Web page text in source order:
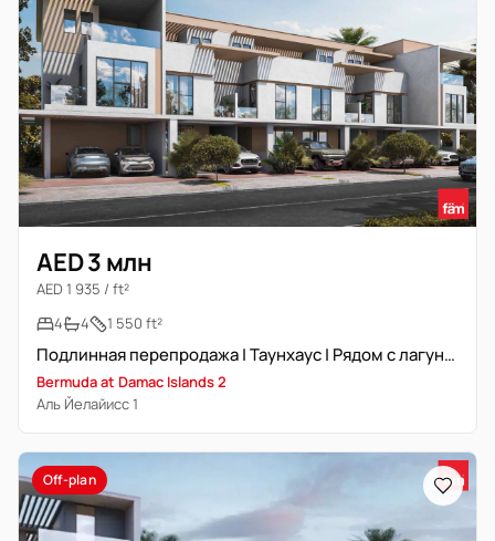
AED 3 млн
AED 1 935 / ft²
4
4 1 550 ft²
Подлинная перепродажа | Таунхаус | Рядом с лагуной
Bermuda at Damac Islands 2
Аль Йелайисс 1
Off-plan